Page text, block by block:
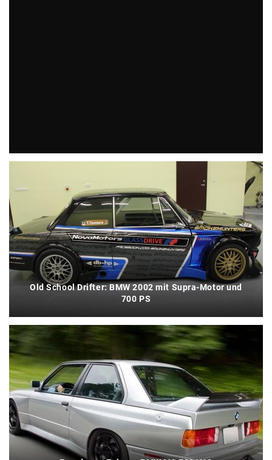
Klassiker: The Beast von John Dodd wird verkauft
Old School Drifter: BMW 2002 mit Supra-Motor und
700 PS